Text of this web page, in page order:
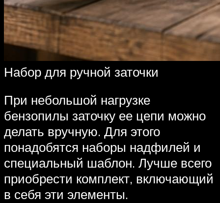
Набор для ручной заточки
При небольшой нагрузке
бензопилы заточку ее цепи можно
делать вручную. Для этого
понадобятся наборы надфилей и
специальный шаблон. Лучше всего
приобрести комплект, включающий
в себя эти элементы.